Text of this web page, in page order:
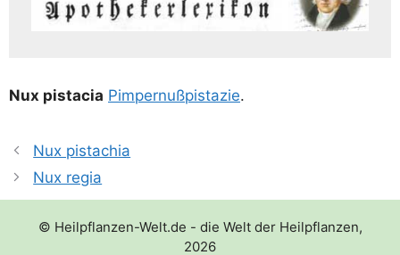
Nux pist­acia Pim­per­nuß­pis­ta­zie.
Nux pistachia
Nux regia
© Heilpflanzen-Welt.de - die Welt der Heilpflanzen,
2026